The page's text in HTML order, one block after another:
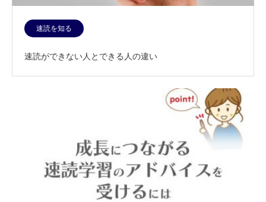
速読を知る
速読ができない人とできる人の違い